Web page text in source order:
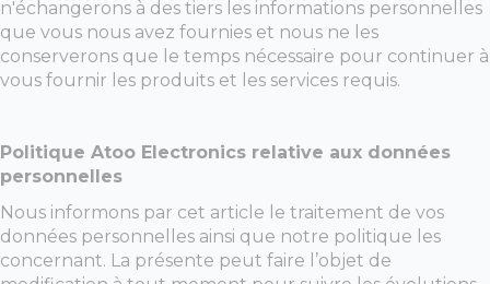
n'échangerons à des tiers les informations personnelles
que vous nous avez fournies et nous ne les
conserverons que le temps nécessaire pour continuer à
vous fournir les produits et les services requis.
Politique Atoo Electronics relative aux données
personnelles
Nous informons par cet article le traitement de vos
données personnelles ainsi que notre politique les
concernant. La présente peut faire l’objet de